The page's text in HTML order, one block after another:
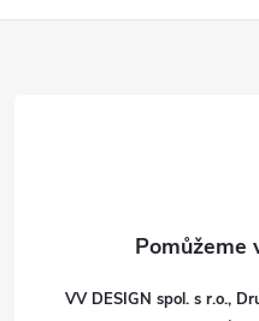
VV DESIGN spol. s r.o.,